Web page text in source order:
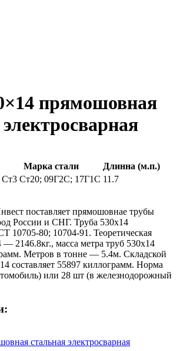
прямошовная
Марка стали
Длинна (м.п.)
Ст3 Ст20; 09Г2С; 17Г1С 11.7
поставляет прямошовнае трубы
России и СНГ. Труба 530х14
10705-80; 10704-91. Теоретическая
— 2146.8кг., масса метра труб 530х14
Метров в тонне — 5.4м. Складской
составляет 55897 киллограмм. Норма
или 28 шт (в железнодорожный
стальная электросварная